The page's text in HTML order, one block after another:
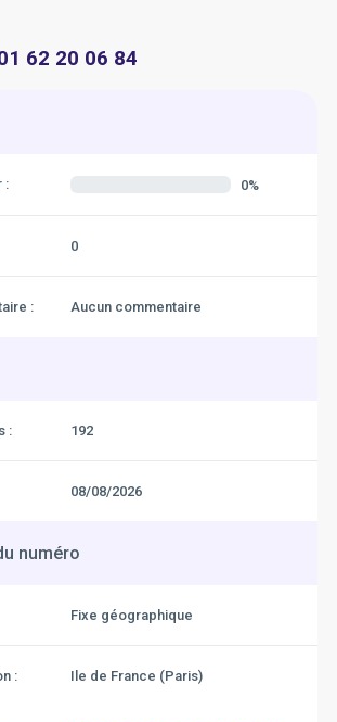
62 20 06 84
: 0%
0
: Aucun commentaire
: 192
08/08/2026
numéro
Fixe géographique
: Ile de France (Paris)